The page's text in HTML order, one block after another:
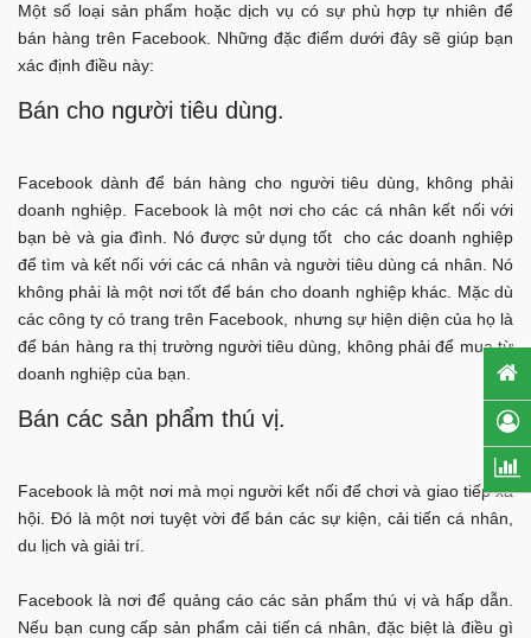
Một số loại sản phẩm hoặc dịch vụ có sự phù hợp tự nhiên để
bán hàng trên Facebook. Những đặc điểm dưới đây sẽ giúp bạn
xác định điều này:
Bán cho người tiêu dùng.
Facebook dành để bán hàng cho người tiêu dùng, không phải
doanh nghiệp. Facebook là một nơi cho các cá nhân kết nối với
bạn bè và gia đình. Nó được sử dụng tốt cho các doanh nghiệp
để tìm và kết nối với các cá nhân và người tiêu dùng cá nhân. Nó
không phải là một nơi tốt để bán cho doanh nghiệp khác. Mặc dù
các công ty có trang trên Facebook, nhưng sự hiện diện của họ là
để bán hàng ra thị trường người tiêu dùng, không phải để mua từ
doanh nghiệp của bạn.
Bán các sản phẩm thú vị.
Facebook là một nơi mà mọi người kết nối để chơi và giao tiếp xã
hội. Đó là một nơi tuyệt vời để bán các sự kiện, cải tiến cá nhân,
du lịch và giải trí.
Facebook là nơi để quảng cáo các sản phẩm thú vị và hấp dẫn.
Nếu bạn cung cấp sản phẩm cải tiến cá nhân, đặc biệt là điều gì